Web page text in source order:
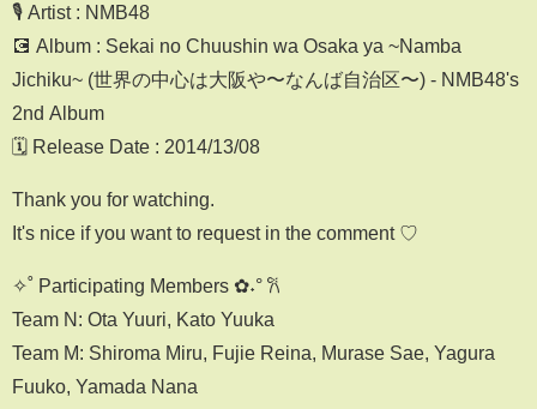
🎙️ Artist : NMB48
💽 Album : Sekai no Chuushin wa Osaka ya ~Namba
Jichiku~ (世界の中心は大阪や〜なんば自治区〜) - NMB48's
2nd Album
🗓️ Release Date : 2014/13/08
Thank you for watching.
It's nice if you want to request in the comment ♡
✧˚ Participating Members ✿˖° 𐙚
Team N: Ota Yuuri, Kato Yuuka
Team M: Shiroma Miru, Fujie Reina, Murase Sae, Yagura
Fuuko, Yamada Nana